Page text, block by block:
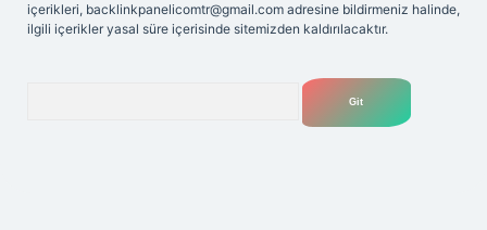
içerikleri, backlinkpanelicomtr@gmail.com adresine bildirmeniz halinde,
ilgili içerikler yasal süre içerisinde sitemizden kaldırılacaktır.